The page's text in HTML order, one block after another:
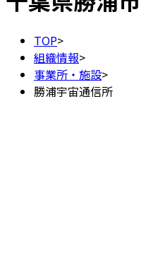
TOP>
組織情報>
事業所・施設>
勝浦宇宙通信所